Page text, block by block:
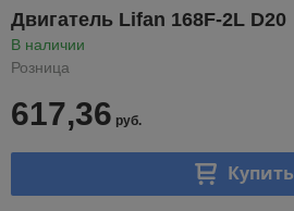
Двигатель Lifan 168F-2L D20
В наличии
Розница
617,36 руб.
Купить